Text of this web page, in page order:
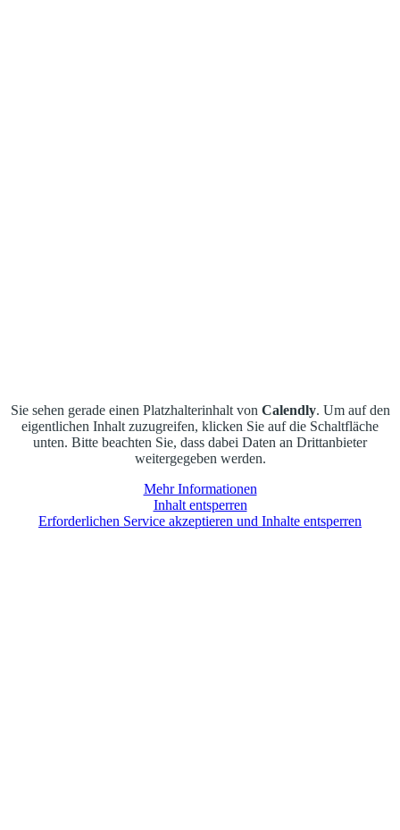
Sie sehen gerade einen Platzhalterinhalt von Calendly. Um auf den
eigentlichen Inhalt zuzugreifen, klicken Sie auf die Schaltfläche
unten. Bitte beachten Sie, dass dabei Daten an Drittanbieter
weitergegeben werden.
Mehr Informationen
Inhalt entsperren
Erforderlichen Service akzeptieren und Inhalte entsperren